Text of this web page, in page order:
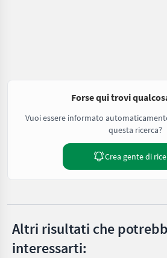
Forse qui trovi
Vuoi essere informato
questa ricerca?
Crea gente di
Altri risultati che
interessarti: